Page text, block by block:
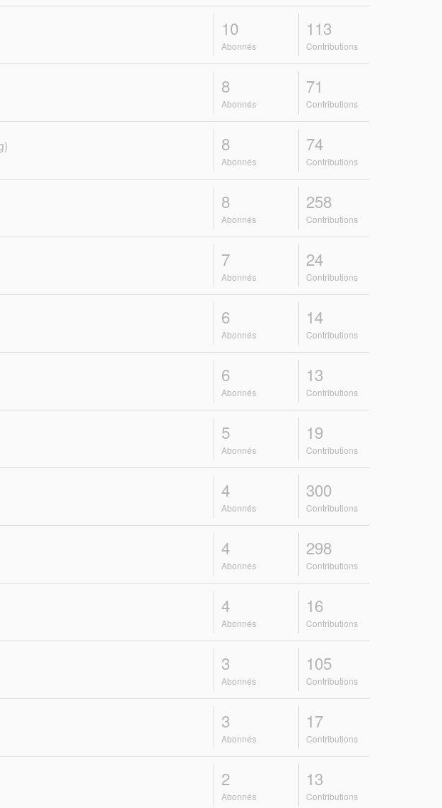
10
Abonnés
113
Contributions
8
Abonnés
71
Contributions
8
Abonnés
74
Contributions
8
Abonnés
258
Contributions
7
Abonnés
24
Contributions
6
Abonnés
14
Contributions
6
Abonnés
13
Contributions
5
Abonnés
19
Contributions
4
Abonnés
300
Contributions
4
Abonnés
298
Contributions
4
Abonnés
16
Contributions
3
Abonnés
105
Contributions
3
Abonnés
17
Contributions
2
Abonnés
13
Contributions